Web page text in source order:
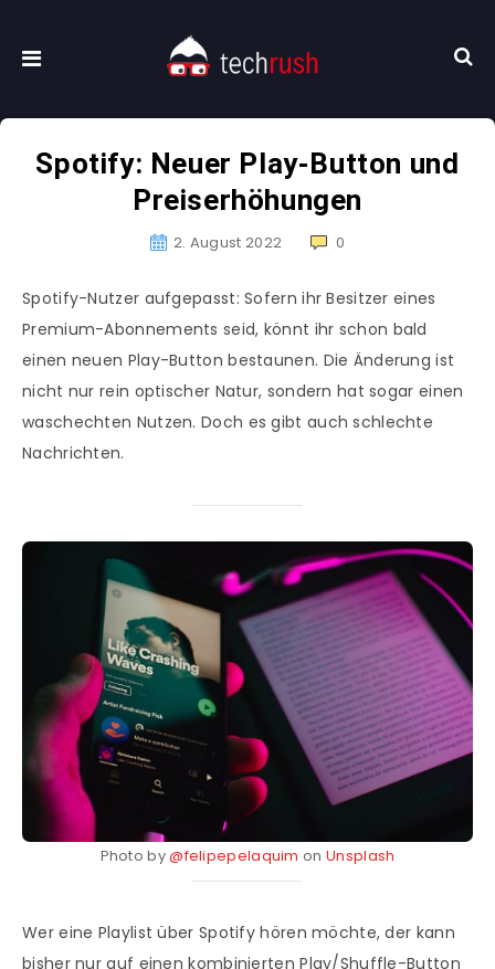
Spotify: Neuer Play-Button und
Preiserhöhungen
2. August 2022 0
Spotify-Nutzer aufgepasst: Sofern ihr Besitzer eines
Premium-Abonnements seid, könnt ihr schon bald
einen neuen Play-Button bestaunen. Die Änderung ist
nicht nur rein optischer Natur, sondern hat sogar einen
waschechten Nutzen. Doch es gibt auch schlechte
Nachrichten.
Photo by@felipepelaquim on Unsplash
Wer eine Playlist über Spotify hören möchte, der kann
bisher nur auf einen kombinierten Play/Shuffle-Button